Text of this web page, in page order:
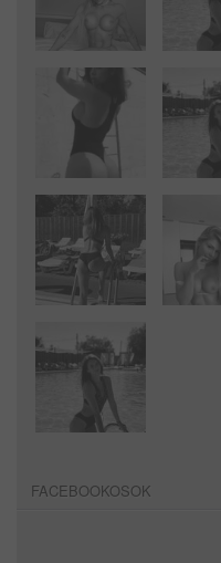
FACEBOOKOSOK